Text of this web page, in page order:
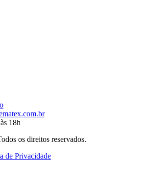
18h
os direitos reservados.
de Privacidade